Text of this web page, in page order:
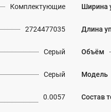
Комплектующие
2724477035
Серый
Серый
0.0057
Ширина
Длина
Объём
Модель
Состав